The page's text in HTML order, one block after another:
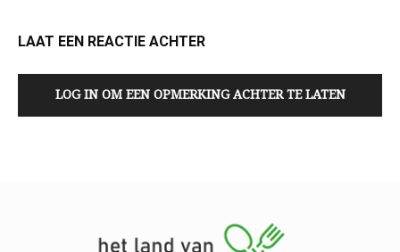
LAAT EEN REACTIE ACHTER
LOG IN OM EEN OPMERKING ACHTER TE LATEN